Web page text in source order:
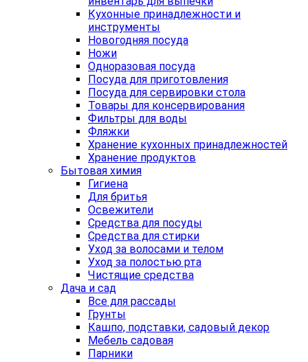
Кухонные принадлежности и
инструменты
Новогодняя посуда
Ножи
Одноразовая посуда
Посуда для приготовления
Посуда для сервировки стола
Товары для консервирования
Фильтры для воды
Фляжки
Хранение кухонных принадлежностей
Хранение продуктов
Бытовая химия
Гигиена
Для бритья
Освежители
Средства для посуды
Средства для стирки
Уход за волосами и телом
Уход за полостью рта
Чистящие средства
Дача и сад
Все для рассады
Грунты
Кашпо, подставки, садовый декор
Мебель садовая
Парники